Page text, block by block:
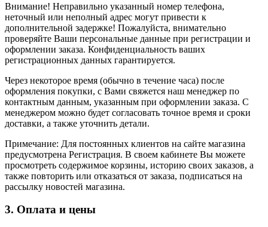
Внимание! Неправильно указанный номер телефона,
неточный или неполный адрес могут привести к
дополнительной задержке! Пожалуйста, внимательно
проверяйте Ваши персональные данные при регистрации и
оформлении заказа. Конфиденциальность ваших
регистрационных данных гарантируется.
Через некоторое время (обычно в течение часа) после
оформления покупки, с Вами свяжется наш менеджер по
контактным данным, указанным при оформлении заказа. С
менеджером можно будет согласовать точное время и сроки
доставки, а также уточнить детали.
Примечание: Для постоянных клиентов на сайте магазина
предусмотрена Регистрация. В своем кабинете Вы можете
просмотреть содержимое корзины, историю своих заказов, а
также повторить или отказаться от заказа, подписаться на
рассылку новостей магазина.
3. Оплата и цены